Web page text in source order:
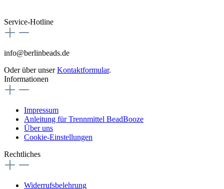
Service-Hotline
info@berlinbeads.de
Oder über unserKontaktformular.
Informationen
Impressum
Anleitung für Trennmittel BeadBooze
Über uns
Cookie-Einstellungen
Rechtliches
Widerrufsbelehrung